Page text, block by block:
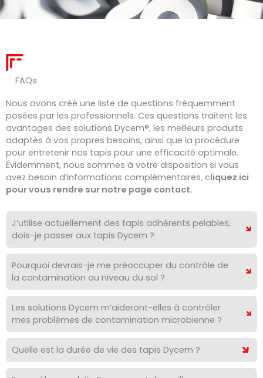
FAQs
Nous avons créé une liste de questions fréquemment
posées par les professionnels. Ces questions traitent les
avantages des solutions Dycem®, les meilleurs produits
adaptés à vos propres besoins, ainsi que la procédure
pour entretenir nos tapis pour une efficacité optimale.
Évidemment, nous sommes à votre disposition si vous
avez besoin d’informations complémentaires, cliquez ici
pour vous rendre sur notre page contact.
J’utilise actuellement des tapis adhérents pelables,
dois-je passer aux tapis Dycem ?
Pourquoi devrais-je me préoccuper du contrôle de
la contamination au niveau du sol ?
Les solutions Dycem m’aideront-elles à contrôler
mes problèmes de contamination microbienne ?
Quelle est la durée de vie des tapis Dycem ?